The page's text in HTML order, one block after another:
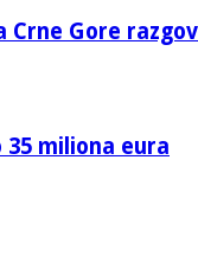
Gore
35 miliona eura